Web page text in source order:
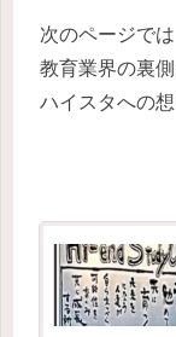
次のページでは
教育業界の裏側
ハイスタへの